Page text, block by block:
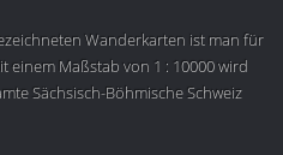
Wanderkarten ist man für
Maßstab von 1 : 10000 wird
Sächsisch-Böhmische Schweiz